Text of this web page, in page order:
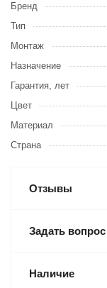
Бренд
Тип
Монтаж
Назначение
Гарантия, лет
Цвет
Материал
Страна
Отзывы
Задать вопрос
Наличие